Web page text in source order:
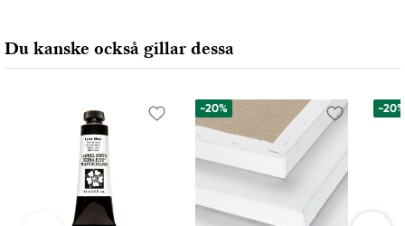
Du kanske också gillar dessa
-20% -